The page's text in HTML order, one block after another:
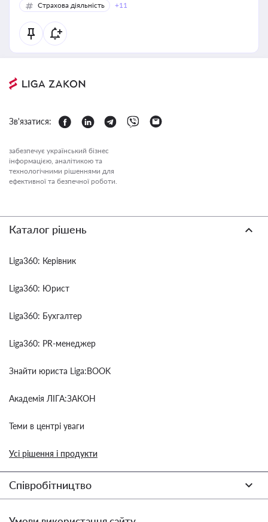
Страхова діяльність
+11
Зв'язатися:
забезпечує український бізнес
інформацією, аналітикою та
технологічними рішеннями для
ефективної та безпечної роботи.
Каталог рішень
Liga360: Керівник
Liga360: Юрист
Liga360: Бухгалтер
Liga360: PR-менеджер
Знайти юриста Liga:BOOK
Академія ЛІГА:ЗАКОН
Теми в центрі уваги
Усі рішення і продукти
Співробітництво